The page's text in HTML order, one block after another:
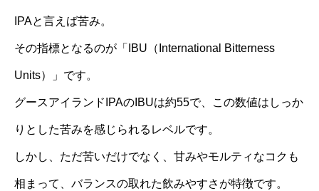
IPAと言えば苦み。
その指標となるのが「IBU（International Bitterness
Units）」です。
グースアイランドIPAのIBUは約55で、この数値はしっか
りとした苦みを感じられるレベルです。
しかし、ただ苦いだけでなく、甘みやモルティなコクも
相まって、バランスの取れた飲みやすさが特徴です。